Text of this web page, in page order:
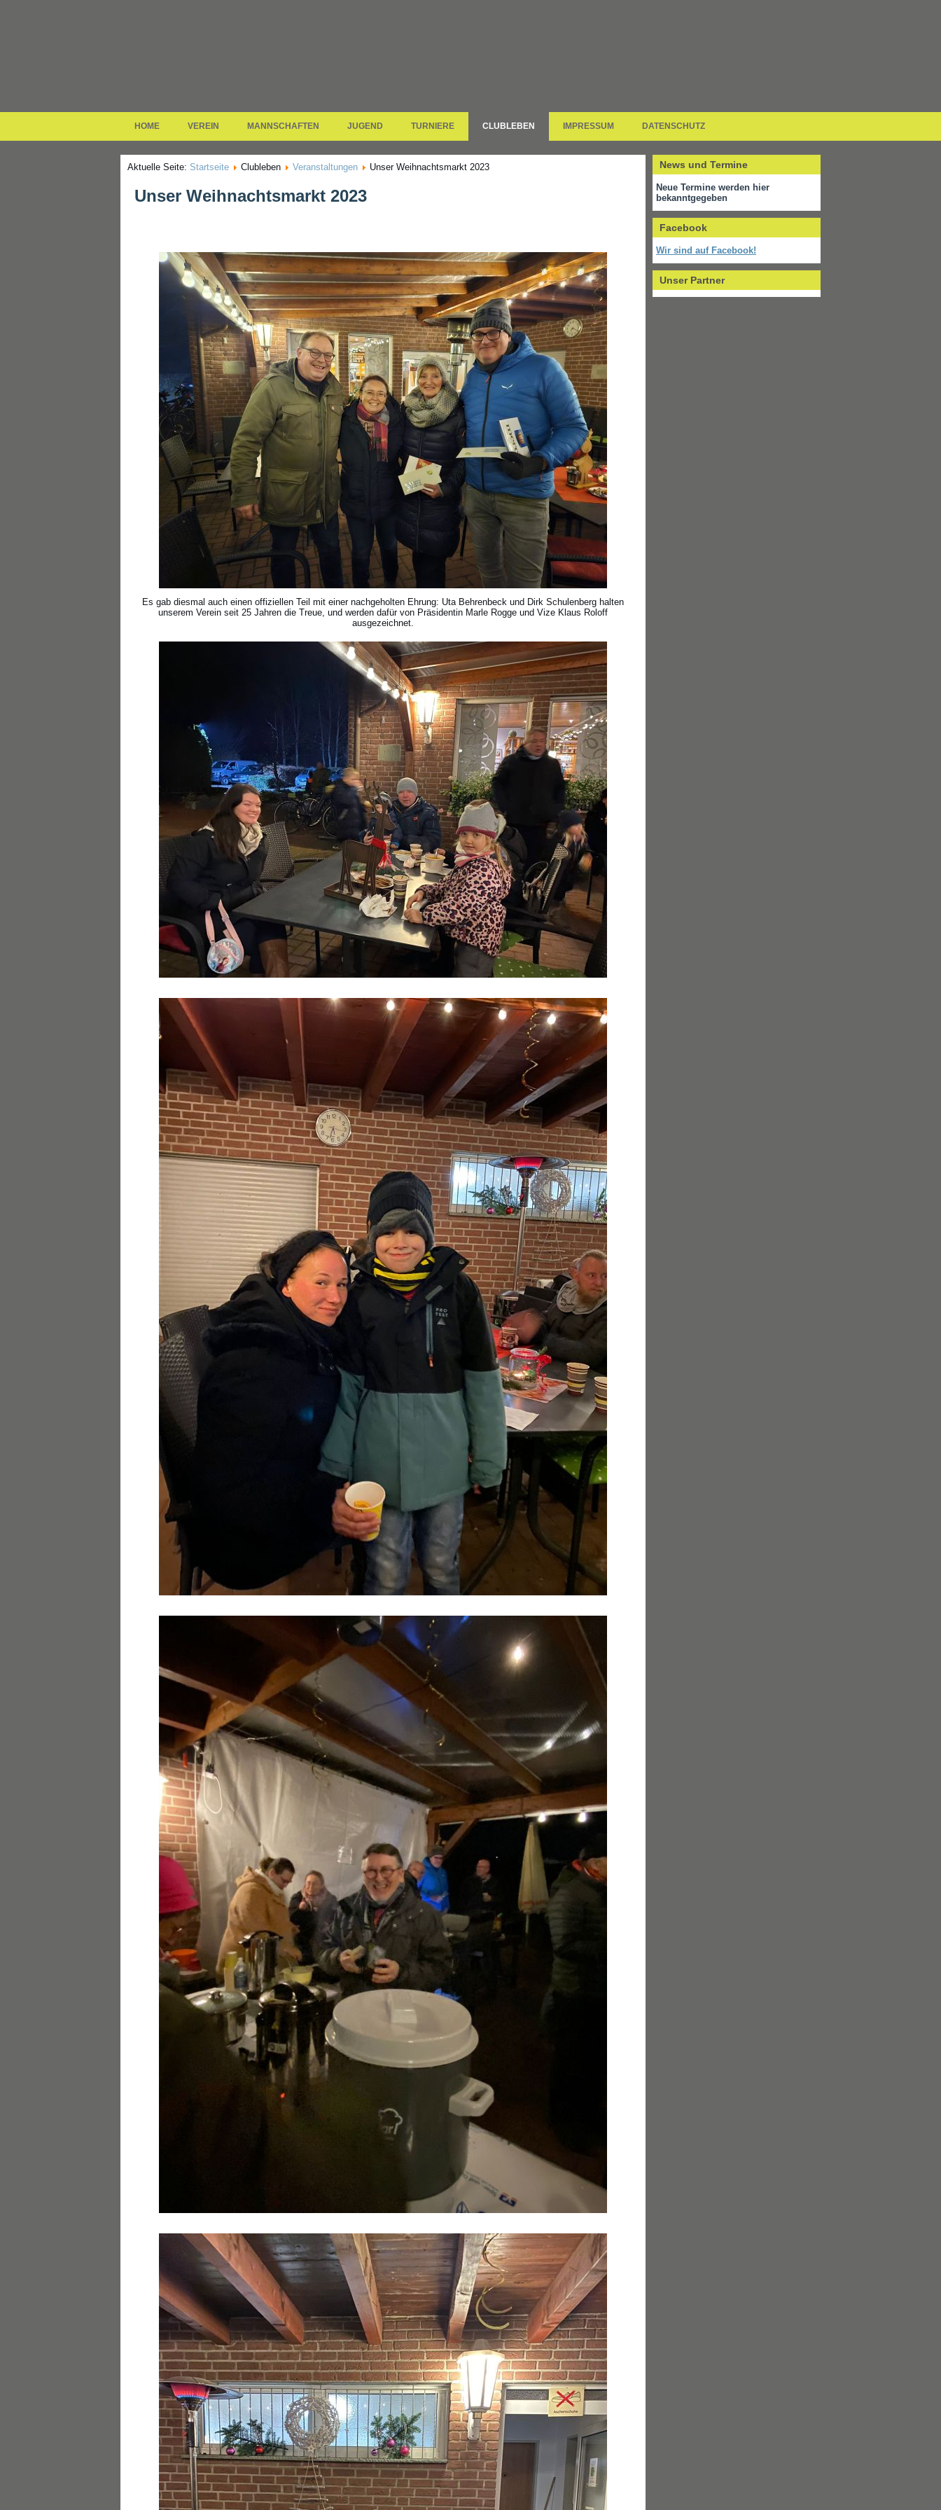
HOME VEREIN MANNSCHAFTEN JUGEND TURNIERE CLUBLEBEN IMPRESSUM DATENSCHUTZ
Aktuelle Seite: Startseite Clubleben Veranstaltungen Unser Weihnachtsmarkt 2023
Unser Weihnachtsmarkt 2023
Es gab diesmal auch einen offiziellen Teil mit einer nachgeholten Ehrung: Uta Behrenbeck und Dirk Schulenberg halten
unserem Verein seit 25 Jahren die Treue, und werden dafür von Präsidentin Marle Rogge und Vize Klaus Roloff
ausgezeichnet.
News und Termine
Neue Termine werden hier
bekanntgegeben
Facebook
Wir sind auf Facebook!
Unser Partner